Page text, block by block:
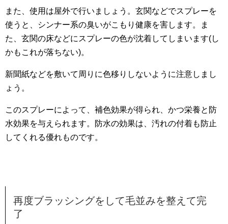
また、使用は屋外で行いましょう。玄関などでスプレーを
使うと、シンナー系の臭いがこもり健康を害します。ま
た、玄関の床などにスプレーの色が沈着してしまいます(し
かもこれが落ちない)。
新聞紙などを敷いて周りに色移りしないように注意しまし
ょう。
このスプレーによって、補色効果が得られ、かつ栄養と防
水効果を与えられます。防水の効果は、汚れの付着も防止
してくれる優れものです。
再度ブラッシングをして毛並みを整えて完
了